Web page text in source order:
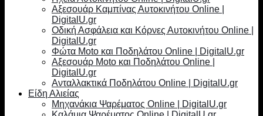
Αξεσουάρ Καμπίνας Αυτοκινήτου Online |
DigitalU.gr
Οδική Ασφάλεια και Κόρνες Αυτοκινήτου Online |
DigitalU.gr
Φώτα Moto και Ποδηλάτου Online | DigitalU.gr
Αξεσουάρ Moto και Ποδηλάτου Online |
DigitalU.gr
Ανταλλακτικά Ποδηλάτου Online | DigitalU.gr
Είδη Αλιείας
Μηχανάκια Ψαρέματος Online | DigitalU.gr